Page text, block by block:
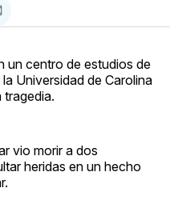
un centro de estudios de
Universidad de Carolina
vio morir a dos
heridas en un hecho